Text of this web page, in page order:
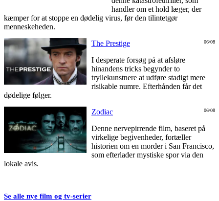
handler om et hold læger, der
kæmper for at stoppe en dødelig virus, før den tilintetgør
menneskeheden.
06/08
The Prestige
I desperate forsøg på at afsløre
hinandens tricks begynder to
tryllekunstnere at udføre stadigt mere
risikable numre. Efterhånden får det
dødelige følger.
06/08
Zodiac
Denne nervepirrende film, baseret på
virkelige begivenheder, fortæller
historien om en morder i San Francisco,
som efterlader mystiske spor via den
lokale avis.
Se alle nye film og tv-serier